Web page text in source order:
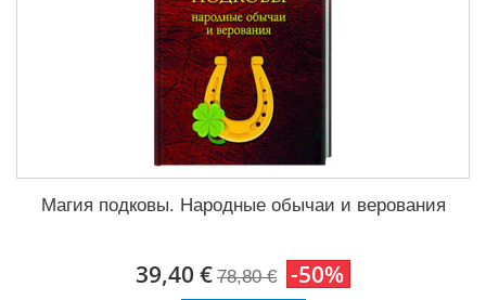
Магия подковы. Народные обычаи и верования
39,40 € 78,80 € -50%